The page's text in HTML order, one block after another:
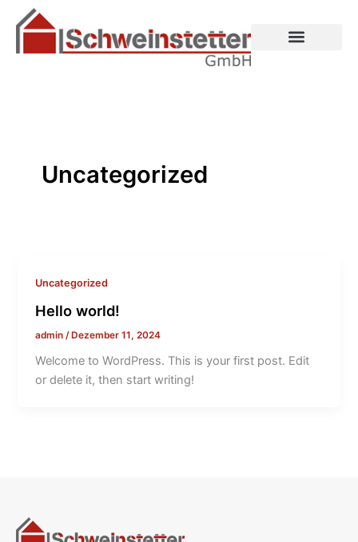
Inhalt
Uncategorized
Uncategorized
Hello world!
admin /Dezember 11, 2024
Welcome to WordPress. This is your first post. Edit
or delete it, then start writing!